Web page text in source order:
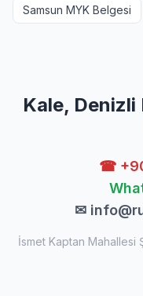
Samsun MYK Belgesi
Kale, Denizli
☎
✉
İsmet Kaptan Mahallesi